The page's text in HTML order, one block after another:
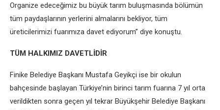
Organize edeceğimiz bu büyük tarım buluşmasında bölümün
tüm paydaşlarının yerlerini almalarını bekliyor, tüm
üreticilerimizi fuarımıza davet ediyorum” diye konuştu.
TÜM HALKIMIZ DAVETLİDİR
Finike Belediye Başkanı Mustafa Geyikçi ise bir okulun
bahçesinde başlayan Türkiye’nin birinci tarım fuarına 7 yıl orta
verildikten sonra geçen yıl tekrar Büyükşehir Belediye Başkanı